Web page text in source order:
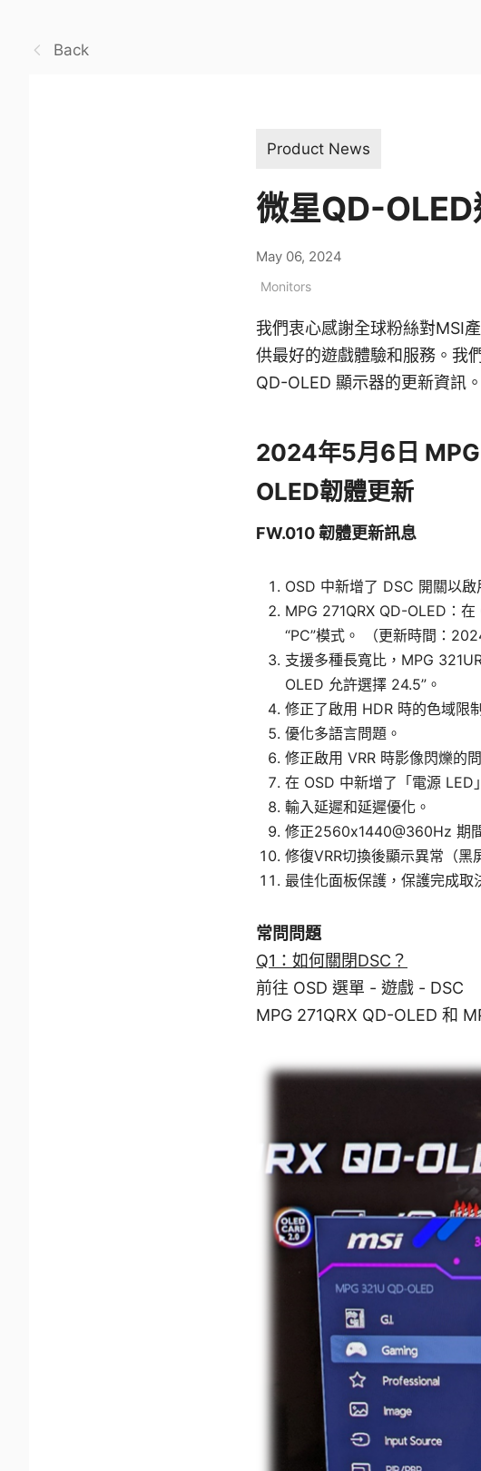
Back
Product News
微星QD-OLED
May 06, 2024
Monitors
我們衷心感謝全球粉絲對MSI
供最好的遊戲體驗和服務。我
QD-OLED 顯示器的更新資訊。
2024年5月6日
OLED韌體更新
FW.010 韌體更新訊息
OSD 中新增了 DSC 開關以啟
MPG 271QRX QD-OLED：
“PC”模式。 （更新時間：
支援多種長寬比，MPG
OLED 允許選擇 24.5”。
修正了啟用 HDR 時的色域限
優化多語言問題。
修正啟用 VRR 時影像閃爍的
在 OSD 中新增了「電源 LED
輸入延遲和延遲優化。
修正2560x1440@360Hz 期
修復VRR切換後顯示異常（黑
最佳化面板保護，保護完成取
常問問題
Q1：如何關閉DSC？
前往 OSD 選單 - 遊戲 - DSC
MPG 271QRX QD-OLED 和